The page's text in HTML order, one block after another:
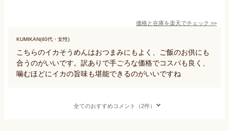
価格と在庫を楽天でチェック >>
KUMIKAN(40代・女性)
こちらのイカそうめんはおつまみにもよく、ご飯のお供にも
合うのがいいです。訳ありで手ごろな価格でコスパも良く、
噛むほどにイカの旨味も堪能できるのがいいですね
全てのおすすめコメント（2件）